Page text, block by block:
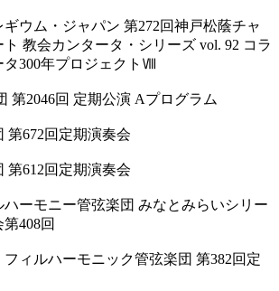
ウム・ジャパン 第272回神戸松蔭チャ
教会カンタータ・シリーズ vol. 92 コラ
タ300年プロジェクトⅧ
第2046回 定期公演 Aプログラム
第672回定期演奏会
第612回定期演奏会
ーモニー管弦楽団 みなとみらいシリー
408回
ィルハーモニック管弦楽団 第382回定